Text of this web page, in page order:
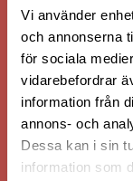
Vi använder
och annonserna
för sociala
vidarebefordrar
information från
annons- och
Dessa kan i sin
information som